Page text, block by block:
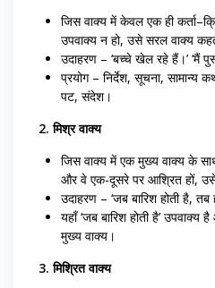
जिस वाक्य में केवल एक ही
उपवाक्य न हो, उसे सरल वाक्य
उदाहरण – ‘बच्चे खेल रहे हैं।’ ‘मैं
प्रयोग – निर्देश, सूचना,
पट, संदेश।
2. मिश्र वाक्य
जिस वाक्य में एक मुख्य वाक्य के
और वे एक-दूसरे पर आश्रित हों,
उदाहरण – ‘जब बारिश होती है,
यहाँ ‘जब बारिश होती है’
मुख्य वाक्य।
3. मिश्रित वाक्य